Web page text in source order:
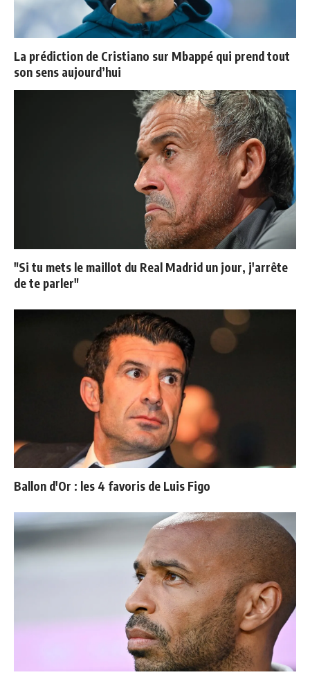
La prédiction de Cristiano sur Mbappé qui prend tout
son sens aujourd’hui
"Si tu mets le maillot du Real Madrid un jour, j'arrête
de te parler"
Ballon d'Or : les 4 favoris de Luis Figo